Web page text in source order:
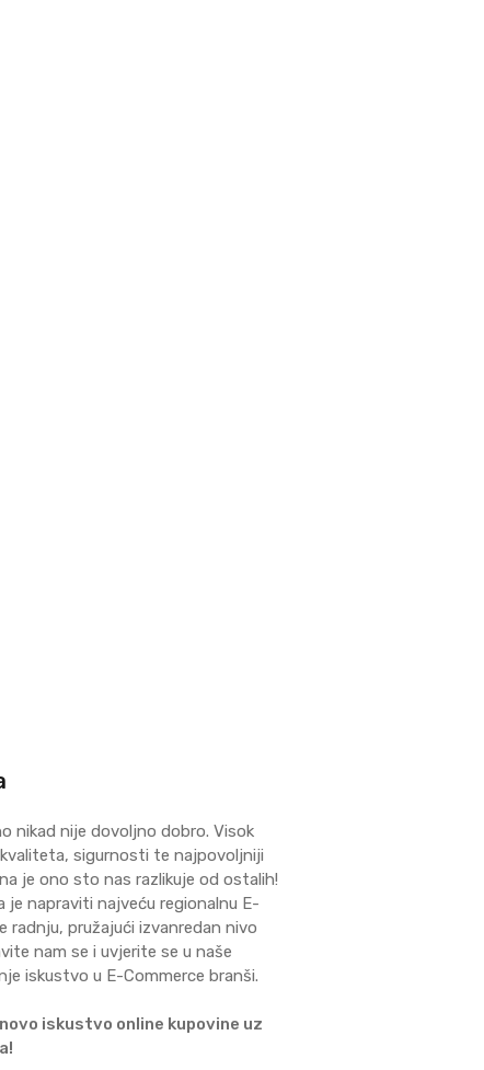
nikad nije dovoljno dobro. Visok
sigurnosti te najpovoljniji
je ono sto nas razlikuje od ostalih!
je napraviti najveću regionalnu E-
radnju, pružajući izvanredan nivo
nam se i uvjerite se u naše
iskustvo u E-Commerce branši.
iskustvo online kupovine uz